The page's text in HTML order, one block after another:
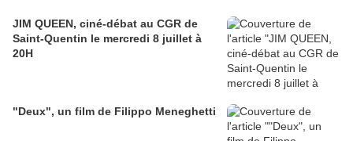
JIM QUEEN, ciné-débat au CGR de
Saint-Quentin le mercredi 8 juillet à
20H
"Deux", un film de Filippo Meneghetti